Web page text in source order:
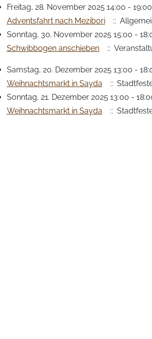
Freitag, 28. November 2025 14:00 - 19:00
Adventsfahrt nach Mezibori
::
Sonntag, 30. November 2025 15:00 -
Schwibbogen anschieben
::
Samstag, 20. Dezember 2025 13:00 -
Weihnachtsmarkt in Sayda
::
Sonntag, 21. Dezember 2025 13:00 -
Weihnachtsmarkt in Sayda
::